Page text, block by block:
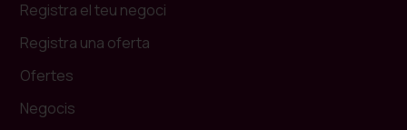
Registra el teu negoci
Registra una oferta
Ofertes
Negocis